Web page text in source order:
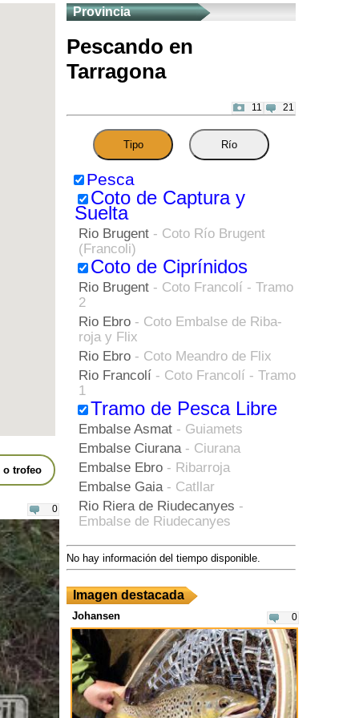
o trofeo
0
Provincia
Pescando en
Tarragona
21
11
Tipo Río
Pesca
Coto de Captura y
Suelta
Rio Brugent - Coto Río Brugent
(Francoli)
Coto de Ciprínidos
Rio Brugent - Coto Francolí - Tramo
2
Rio Ebro - Coto Embalse de Riba-
roja y Flix
Rio Ebro - Coto Meandro de Flix
Rio Francolí - Coto Francolí - Tramo
1
Tramo de Pesca Libre
Embalse Asmat - Guiamets
Embalse Ciurana- Ciurana
Embalse Ebro - Ribarroja
Embalse Gaia- Catllar
Rio Riera de Riudecanyes -
Embalse de Riudecanyes
Negocio
Guías de pesca en
agua salada con
embarcación
Desconocido- Bahia Cruiser Pesca
Desconocido- Delta game fishing
SL
Desconocido- Deltaventur
Desconocido- Garbi
Desconocido- Llobarrete
No hay información del tiempo disponible.
Imagen destacada
0
Johansen